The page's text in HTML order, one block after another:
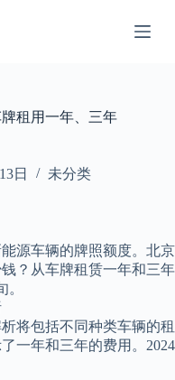
租用一年、三年
日 未分类
源车辆的牌照额度。北京
？从车牌租赁一年和三年
将包括不同种类车辆的租
一年和三年的费用。2024